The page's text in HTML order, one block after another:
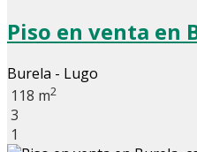
Piso en venta en
Burela - Lugo
118 m2
3
1